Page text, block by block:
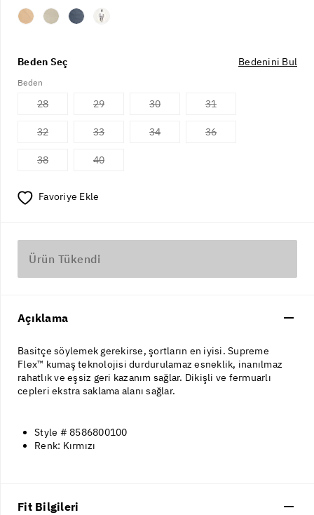
Beden Seç Bedenini Bul
Beden
28 29 30 31
32 33 34 36
38 40
Favoriye Ekle
Ürün Tükendi
Açıklama
Basitçe söylemek gerekirse, şortların en iyisi. Supreme
Flex™ kumaş teknolojisi durdurulamaz esneklik, inanılmaz
rahatlık ve eşsiz geri kazanım sağlar. Dikişli ve fermuarlı
cepleri ekstra saklama alanı sağlar.
Style # 8586800100
Renk: Kırmızı
Fit Bilgileri